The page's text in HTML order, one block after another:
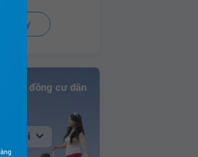
ngay
Cộng đồng cư dân
Hà Nội